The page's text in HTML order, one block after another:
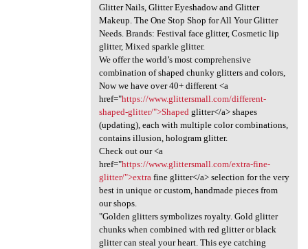
Glitter Nails, Glitter Eyeshadow and Glitter
Makeup. The One Stop Shop for All Your Glitter
Needs. Brands: Festival face glitter, Cosmetic lip
glitter, Mixed sparkle glitter.
We offer the world’s most comprehensive
combination of shaped chunky glitters and colors,
Now we have over 40+ different <a
href="https://www.glittersmall.com/different-
shaped-glitter/">Shaped glitter</a> shapes
(updating), each with multiple color combinations,
contains illusion, hologram glitter.
Check out our <a
href="https://www.glittersmall.com/extra-fine-
glitter/">extra fine glitter</a> selection for the very
best in unique or custom, handmade pieces from
our shops.
"Golden glitters symbolizes royalty. Gold glitter
chunks when combined with red glitter or black
glitter can steal your heart. This eye catching